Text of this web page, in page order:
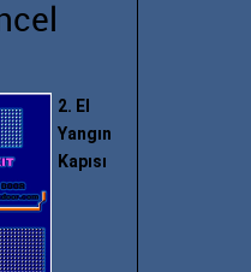
2. El
Yangın
Kapısı